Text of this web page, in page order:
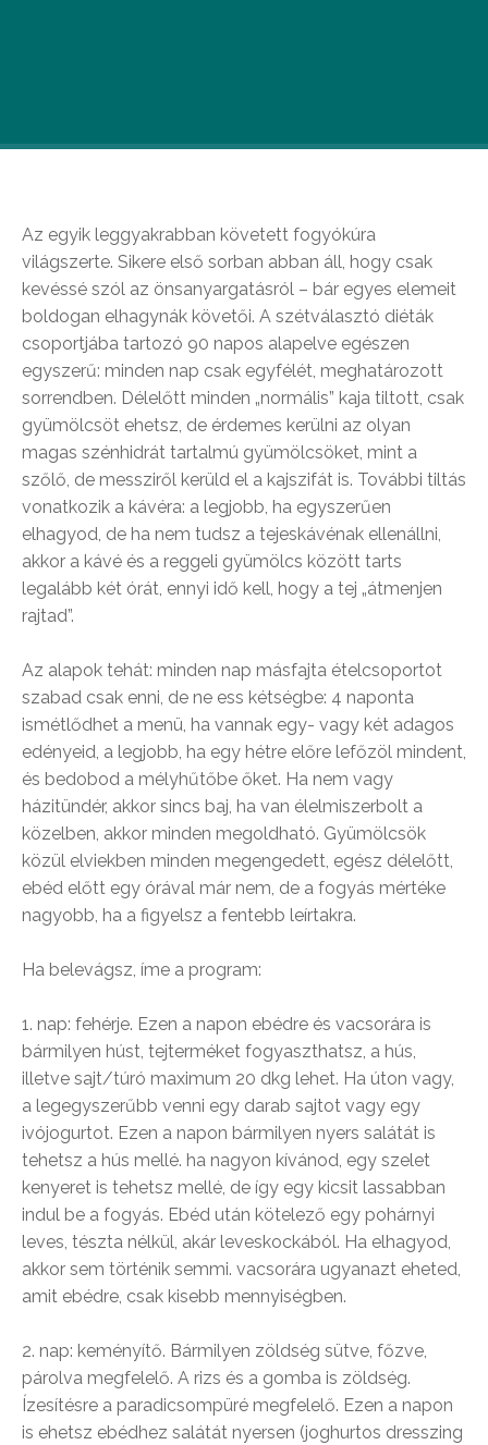
Az egyik leggyakrabban követett fogyókúra
világszerte. Sikere első sorban abban áll, hogy csak
kevéssé szól az önsanyargatásról – bár egyes elemeit
boldogan elhagynák követői. A szétválasztó diéták
csoportjába tartozó 90 napos alapelve egészen
egyszerű: minden nap csak egyfélét, meghatározott
sorrendben. Délelőtt minden „normális” kaja tiltott, csak
gyümölcsöt ehetsz, de érdemes kerülni az olyan
magas szénhidrát tartalmú gyümölcsöket, mint a
szőlő, de messziről kerüld el a kajszifát is. További tiltás
vonatkozik a kávéra: a legjobb, ha egyszerűen
elhagyod, de ha nem tudsz a tejeskávénak ellenállni,
akkor a kávé és a reggeli gyümölcs között tarts
legalább két órát, ennyi idő kell, hogy a tej „átmenjen
rajtad”.
Az alapok tehát: minden nap másfajta ételcsoportot
szabad csak enni, de ne ess kétségbe: 4 naponta
ismétlődhet a menü, ha vannak egy- vagy két adagos
edényeid, a legjobb, ha egy hétre előre lefőzöl mindent,
és bedobod a mélyhűtőbe őket. Ha nem vagy
házitündér, akkor sincs baj, ha van élelmiszerbolt a
közelben, akkor minden megoldható. Gyümölcsök
közül elviekben minden megengedett, egész délelőtt,
ebéd előtt egy órával már nem, de a fogyás mértéke
nagyobb, ha a figyelsz a fentebb leírtakra.
Ha belevágsz, íme a program:
1. nap: fehérje. Ezen a napon ebédre és vacsorára is
bármilyen húst, tejterméket fogyaszthatsz, a hús,
illetve sajt/túró maximum 20 dkg lehet. Ha úton vagy,
a legegyszerűbb venni egy darab sajtot vagy egy
ivójogurtot. Ezen a napon bármilyen nyers salátát is
tehetsz a hús mellé. ha nagyon kívánod, egy szelet
kenyeret is tehetsz mellé, de így egy kicsit lassabban
indul be a fogyás. Ebéd után kötelező egy pohárnyi
leves, tészta nélkül, akár leveskockából. Ha elhagyod,
akkor sem történik semmi. vacsorára ugyanazt eheted,
amit ebédre, csak kisebb mennyiségben.
2. nap: keményítő. Bármilyen zöldség sütve, főzve,
párolva megfelelő. A rizs és a gomba is zöldség.
Ízesítésre a paradicsompüré megfelelő. Ezen a napon
is ehetsz ebédhez salátát nyersen (joghurtos dresszing